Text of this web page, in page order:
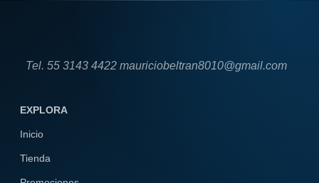
Tel. 55 3143 4422 mauriciobeltran8010@gmail.com
EXPLORA
Inicio
Tienda